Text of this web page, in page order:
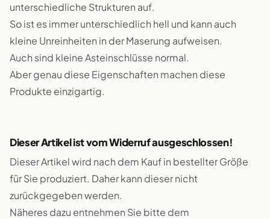
unterschiedliche Strukturen auf.
So ist es immer unterschiedlich hell und kann auch
kleine Unreinheiten in der Maserung aufweisen.
Auch sind kleine Asteinschlüsse normal.
Aber genau diese Eigenschaften machen diese
Produkte einzigartig.
Dieser Artikel ist vom Widerruf ausgeschlossen!
Dieser Artikel wird nach dem Kauf in bestellter Größe
für Sie produziert. Daher kann dieser nicht
zurückgegeben werden.
Näheres dazu entnehmen Sie bitte dem